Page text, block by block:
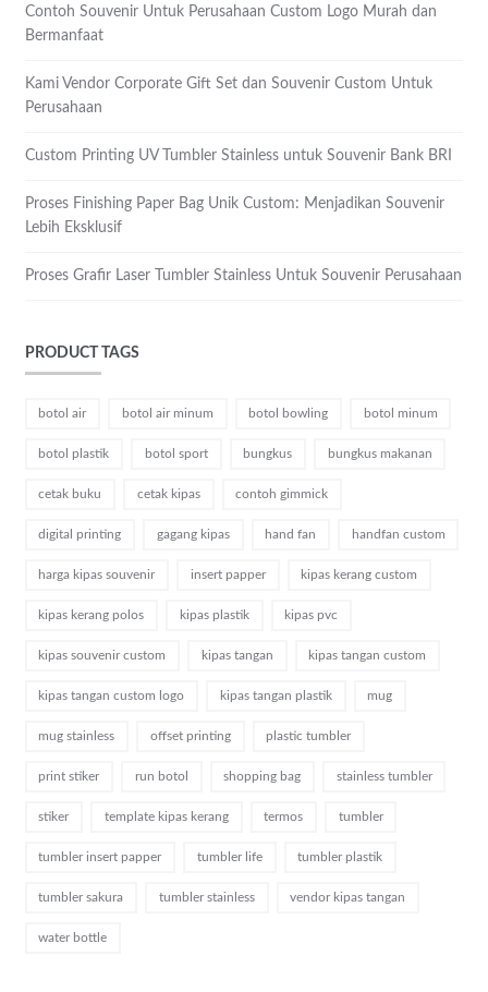
Contoh Souvenir Untuk Perusahaan Custom Logo Murah dan
Bermanfaat
Kami Vendor Corporate Gift Set dan Souvenir Custom Untuk
Perusahaan
Custom Printing UV Tumbler Stainless untuk Souvenir Bank BRI
Proses Finishing Paper Bag Unik Custom: Menjadikan Souvenir
Lebih Eksklusif
Proses Grafir Laser Tumbler Stainless Untuk Souvenir Perusahaan
PRODUCT TAGS
botol air botol air minum botol bowling botol minum
botol plastik botol sport bungkus bungkus makanan
cetak buku cetak kipas contoh gimmick
digital printing gagang kipas hand fan handfan custom
harga kipas souvenir insert papper kipas kerang custom
kipas kerang polos kipas plastik kipas pvc
kipas souvenir custom kipas tangan kipas tangan custom
kipas tangan custom logo kipas tangan plastik mug
mug stainless offset printing plastic tumbler
print stiker run botol shopping bag stainless tumbler
stiker template kipas kerang termos tumbler
tumbler insert papper tumbler life tumbler plastik
tumbler sakura tumbler stainless vendor kipas tangan
water bottle